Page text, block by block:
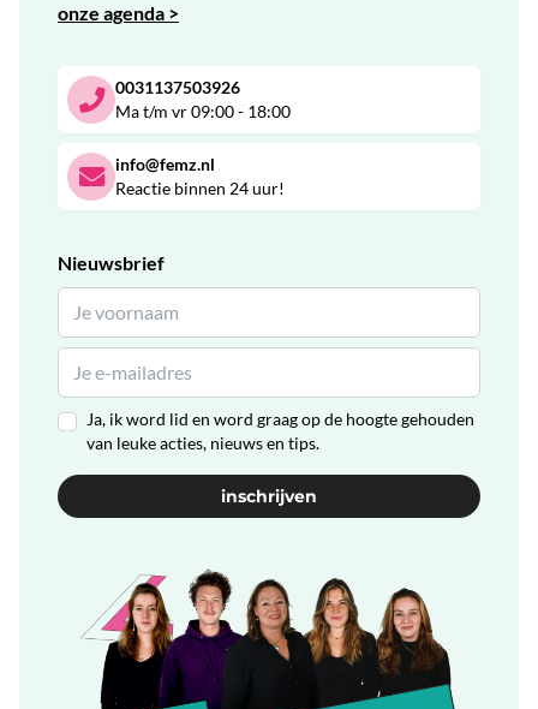
onze agenda >
0031137503926
Ma t/m vr 09:00 - 18:00
info@femz.nl
Reactie binnen 24 uur!
Nieuwsbrief
Ja, ik word lid en word graag op de hoogte gehouden
van leuke acties, nieuws en tips.